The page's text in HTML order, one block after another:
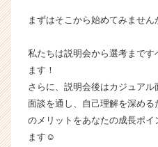
チ
キ
リ
ア
（C
まずはそこから始めてみません
私たちは説明会から選考まで
ます！
さらに、説明会後はカジュア
面談を通し、自己理解を深め
のメリットをあなたの成長ポ
ます☺